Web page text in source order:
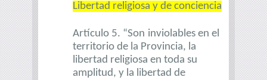
Libertad religiosa y de conciencia
Artículo 5. “Son inviolables en el
territorio de la Provincia, la
libertad religiosa en toda su
amplitud, y la libertad de